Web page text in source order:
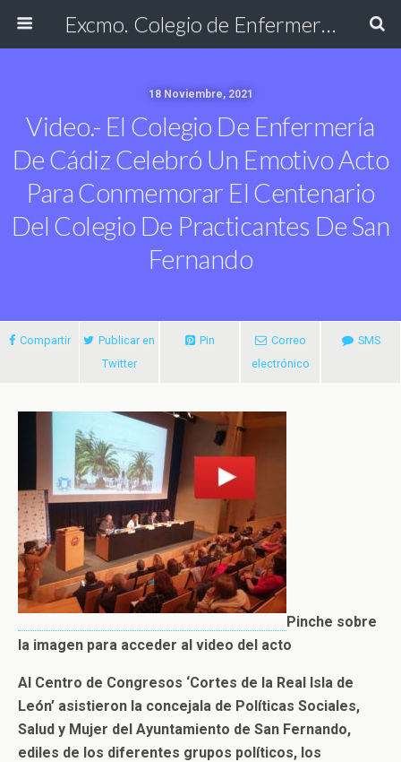
Excmo. Colegio de Enfermería de Cádiz
18 Noviembre, 2021
Video.- El Colegio De Enfermería
De Cádiz Celebró Un Emotivo Acto
Para Conmemorar El Centenario
Del Colegio De Practicantes De San
Fernando
Compartir
Publicar en
Twitter
Pin
Correo
electrónico
SMS
Pinche sobre
la imagen para acceder al video del acto
Al Centro de Congresos ‘Cortes de la Real Isla de
León’ asistieron la concejala de Políticas Sociales,
Salud y Mujer del Ayuntamiento de San Fernando,
ediles de los diferentes grupos políticos, los